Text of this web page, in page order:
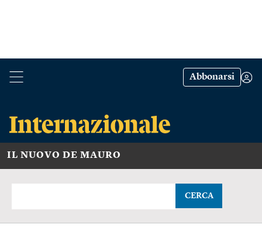
Abbonarsi
IL NUOVO DE MAURO
CERCA